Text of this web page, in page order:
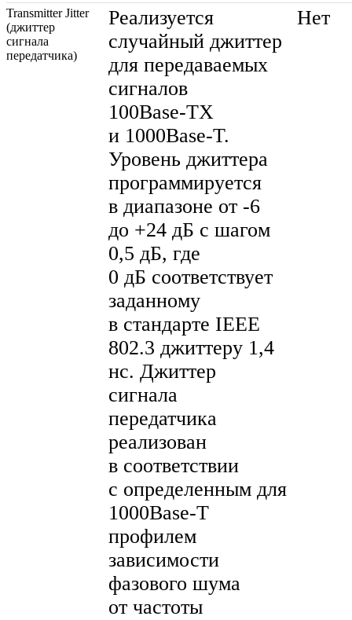
Transmitter Jitter
(джиттер
сигнала
передатчика)
Реализуется
случайный джиттер
для передаваемых
сигналов
100Base-TX
и 1000Base-T.
Уровень джиттера
программируется
в диапазоне от -6
до +24 дБ с шагом
0,5 дБ, где
0 дБ соответствует
заданному
в стандарте IEEE
802.3 джиттеру 1,4
нс. Джиттер
сигнала
передатчика
реализован
в соответствии
с определенным для
1000Base-T
профилем
зависимости
фазового шума
от частоты
Нет